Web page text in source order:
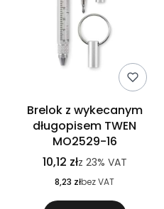
Brelok z wykecanym
długopisem TWEN
MO2529-16
10,12 złz 23% VAT
8,23 złbez VAT